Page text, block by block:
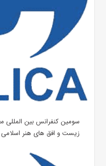
سومین کنفرانس بین المللی
زیست و افق های هنر اسلامی